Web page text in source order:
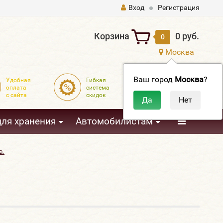
Вход Регистрация
Корзина 0 0 руб.
Москва
Ваш город Москва?
Удобная
оплата
с сайта
Гибкая
система
скидок
Доставка
хранения Автомобилистам